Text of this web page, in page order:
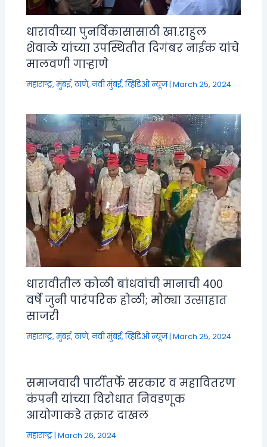
धारावीच्या पुनर्विकासासाठी खा.राहुल
शेवाळे यांच्या उपस्थितीत दिगंबर नाईक यांचे
मालवणी गाऱ्हाणे
महाराष्ट्र,मुंबई, ठाणे, नवी मुंबई,व्हिडिओ न्यूज|March 25, 2024
धारावीतील कोळी बांधवांची मानाची ४००
वर्षे जुनी पारंपरिक होळी; मोठ्या उत्साहात
साजरी
महाराष्ट्र,मुंबई, ठाणे, नवी मुंबई,व्हिडिओ न्यूज|March 25, 2024
समाजवादी पार्टीतर्फे सरकार व महावितरण
कंपनी यांच्या विरोधात निवडणूक
आयोगाकडे तक्रार दाखल
महाराष्ट्र|March 26, 2024